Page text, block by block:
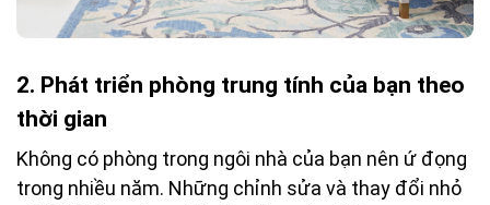
2. Phát triển phòng trung tính của bạn theo
thời gian
Không có phòng trong ngôi nhà của bạn nên ứ đọng
trong nhiều năm. Những chỉnh sửa và thay đổi nhỏ